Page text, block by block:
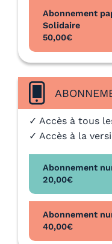
Abonnement
Solidaire
50,00€
✓ Accès à tous
✓ Accès à la
Abonnement
20,00€
Abonnement
40,00€